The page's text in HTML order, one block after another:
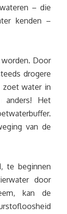
– die
kenden –
Door
drogere
zoet water in
anders! Het
van de
te beginnen
door
kan de